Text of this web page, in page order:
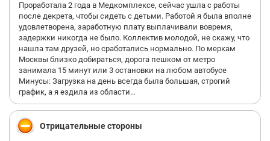
Проработала 2 года в Медкомплексе, сейчас ушла с работы
после декрета, чтобы сидеть с детьми. Работой я была вполне
удовлетворена, заработную плату выплачивали вовремя,
задержки никогда не было. Коллектив молодой, не скажу, что
нашла там друзей, но сработались нормально. По меркам
Москвы близко добираться, дорога пешком от метро
занимала 15 минут или 3 остановки на любом автобусе
Минусы: Загрузка на день всегда была большая, строгий
график, а я ездила из области…
Отрицательные стороны